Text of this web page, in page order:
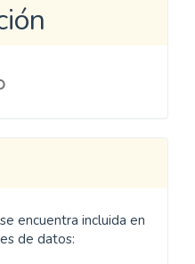
encuentra incluida en
de datos: